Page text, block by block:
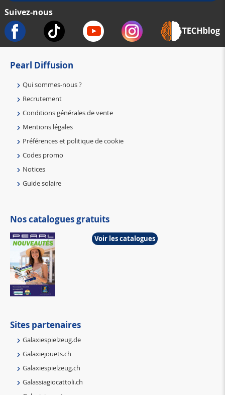
Suivez-nous
Pearl Diffusion
Qui sommes-nous ?
Recrutement
Conditions générales de vente
Mentions légales
Préférences et politique de cookie
Codes promo
Notices
Guide solaire
Nos catalogues gratuits
Voir les catalogues
Sites partenaires
Galaxiespielzeug.de
Galaxiejouets.ch
Galaxiespielzeug.ch
Galassiagiocattoli.ch